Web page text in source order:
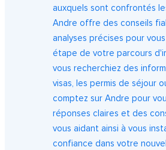
auxquels sont confrontés
Andre offre des conseils
analyses précises pour
étape de votre parcours
vous recherchiez des
visas, les permis de séjour
comptez sur Andre pour
réponses claires et des
vous aidant ainsi à vous
confiance dans votre